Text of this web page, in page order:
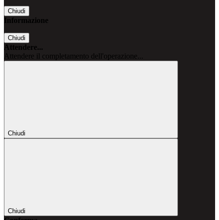
Chiudi
Informazione
Chiudi
Attendere...
Attendere il completamento dell'operazione...
Chiudi
Chiudi